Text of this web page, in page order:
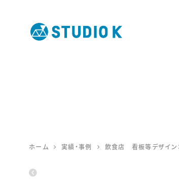
ホーム 実績・事例 飲食店 看板等デザイン